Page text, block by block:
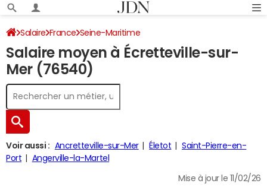
Salaire France Seine-Maritime
Salaire moyen à Écretteville-sur-
Mer (76540)
Voir aussi : Ancretteville-sur-Mer Életot
Saint-Pierre-en-
Port
Angerville-la-Martel
Mise à jour le 11/02/26